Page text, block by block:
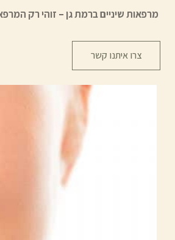
מרפאות שיניים ברמת גן – זוהי רק
צרו איתנו קשר